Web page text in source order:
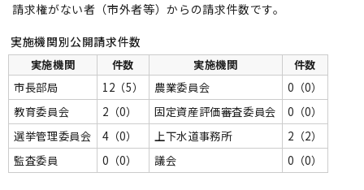
請求権がない者（市外者等）からの請求件数です。
実施機関別公開請求件数
実施機関 件数 実施機関
件数
市長部局
12（5） 農業委員会
0（0）
教育委員会
2（0） 固定資産評価審査委員会
0（0）
選挙管理委員会
4（0） 上下水道事務所
2（2）
監査委員
0（0） 議会 0（0）